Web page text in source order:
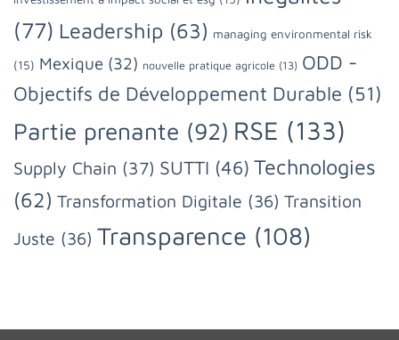
(77) Leadership (63) managing environmental risk
(15) Mexique (32) nouvelle pratique agricole (13) ODD -
Objectifs de Développement Durable (51)
Partie prenante (92) RSE (133)
Supply Chain (37) SUTTI (46) Technologies
(62) Transformation Digitale (36) Transition
Juste (36) Transparence (108)